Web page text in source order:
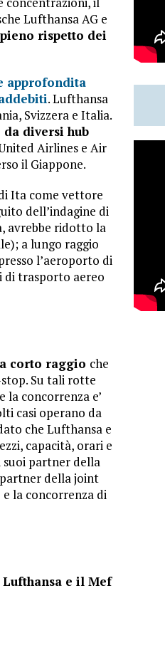
Lufthansa AG e
rispetto dei
approfondita
. Lufthansa
Svizzera e Italia.
diversi hub
Airlines e Air
il Giappone.
Ita come vettore
dell’indagine di
avrebbe ridotto la
a lungo raggio
l’aeroporto di
di trasporto aereo
corto raggio che
Su tali rotte
concorrenza e’
casi operano da
che Lufthansa e
capacità, orari e
suoi partner della
della joint
la concorrenza di
Lufthansa e il Mef